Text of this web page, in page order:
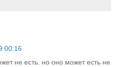
00:16
не есть. но оно может есть не